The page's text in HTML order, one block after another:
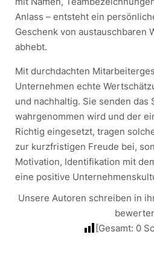
Anlass – entsteht ein
Geschenk von austauschbaren
abhebt.
Mit durchdachten
Unternehmen echte
und nachhaltig. Sie senden das
wahrgenommen wird und der
Richtig eingesetzt, tragen
zur kurzfristigen Freude bei,
Motivation, Identifikation mit
eine positive
Unsere Autoren schreiben in
[Gesamt: 0